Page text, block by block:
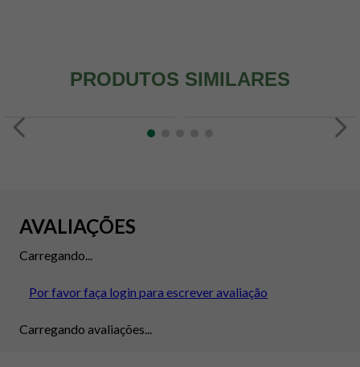
PRODUTOS SIMILARES
AVALIAÇÕES
Carregando...
Por favor faça login para escrever avaliação
Carregando avaliações...